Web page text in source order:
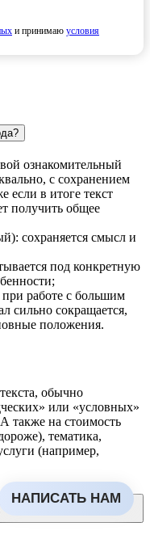
и принимаю условия
ознакомительный
с сохранением
если в итоге текст
получить общее
сохраняется смысл и
под конкретную
работе с большим
сильно сокращается,
положения.
обычно
или «условных»
также на стоимость
тематика,
(например,
дня или накануне
персональных данных
НАПИСАТЬ НАМ